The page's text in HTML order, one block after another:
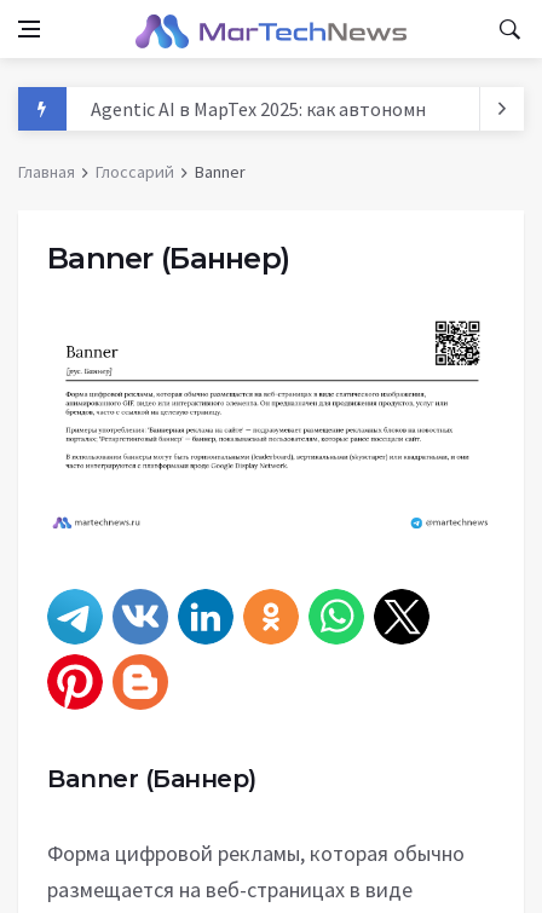
Agentic AI в МарТех 2025: как автономные агенты
Главная Глоссарий Banner
Banner (Баннер)
Banner (Баннер)
Форма цифровой рекламы, которая обычно
размещается на веб-страницах в виде